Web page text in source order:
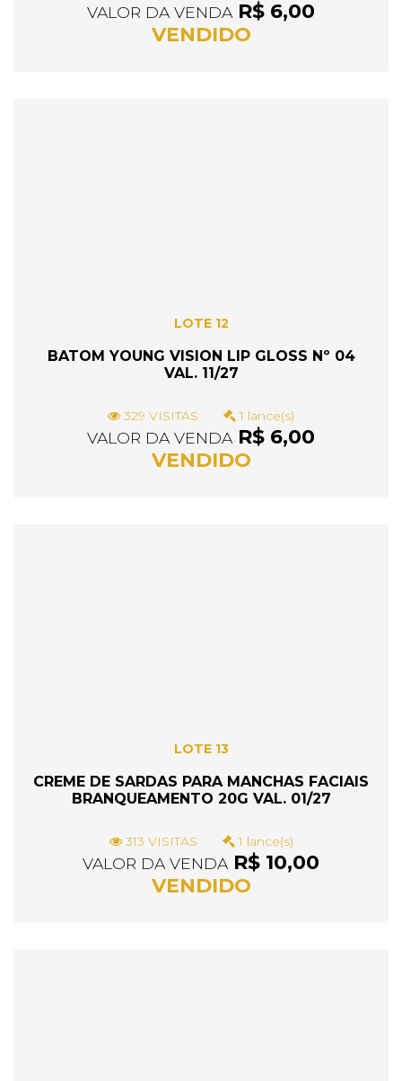
VALOR DA VENDAR$ 6,00
VENDIDO
LOTE 12
BATOM YOUNG VISION LIP GLOSS Nº 04
VAL. 11/27
329 VISITAS 1 lance(s)
VALOR DA VENDAR$ 6,00
VENDIDO
LOTE 13
CREME DE SARDAS PARA MANCHAS FACIAIS
BRANQUEAMENTO 20G VAL. 01/27
313 VISITAS 1 lance(s)
VALOR DA VENDAR$ 10,00
VENDIDO